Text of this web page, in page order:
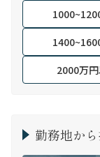
2000万
勤務地か